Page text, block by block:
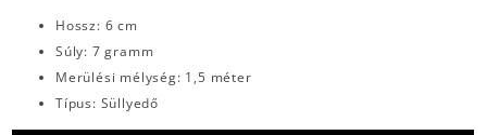
Hossz: 6 cm
Súly: 7 gramm
Merülési mélység: 1,5 méter
Típus: Süllyedő